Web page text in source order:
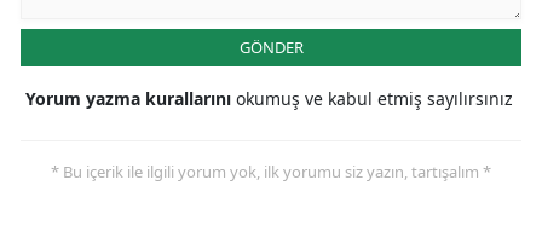
GÖNDER
Yorum yazma kurallarını okumuş ve kabul etmiş sayılırsınız
* Bu içerik ile ilgili yorum yok, ilk yorumu siz yazın, tartışalım *